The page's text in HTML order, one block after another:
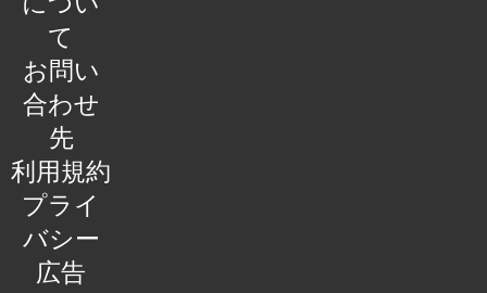
て
お問い
合わせ
先
利用規約
プライ
バシー
広告